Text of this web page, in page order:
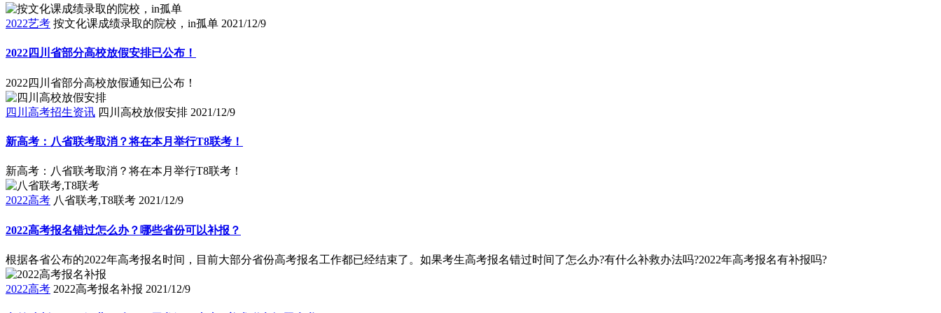
2022艺考 按文化课成绩录取的院校，in孤单 2021/12/9
2022四川省部分高校放假安排已公布！
2022四川省部分高校放假通知已公布！
四川高考招生资讯 四川高校放假安排 2021/12/9
新高考：八省联考取消？将在本月举行T8联考！
新高考：八省联考取消？将在本月举行T8联考！
2022高考 八省联考,T8联考 2021/12/9
2022高考报名错过怎么办？哪些省份可以补报？
根据各省公布的2022年高考报名时间，目前大部分省份高考报名工作都已经结束了。如果考生高考报名错过时间了怎么办?有什么补救办法吗?2022年高考报名有补报吗?
2022高考 2022高考报名补报 2021/12/9